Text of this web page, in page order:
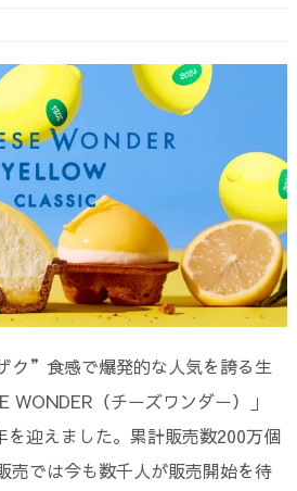
ク”食感で爆発的な人気を誇る生
WONDER（チーズワンダー）」
を迎えました。累計販売数200万個
売では今も数千人が販売開始を待